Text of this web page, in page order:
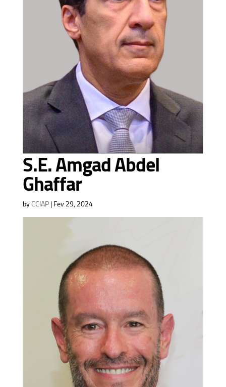
S.E. Amgad Abdel
Ghaffar
byCCIAP|Fev 29, 2024